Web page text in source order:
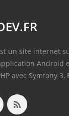
un site internet
Android
avec Symfony 3,